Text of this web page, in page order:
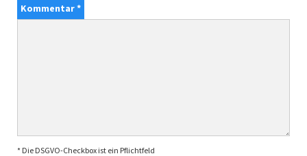
Kommentar*
* Die DSGVO-Checkbox ist ein Pflichtfeld